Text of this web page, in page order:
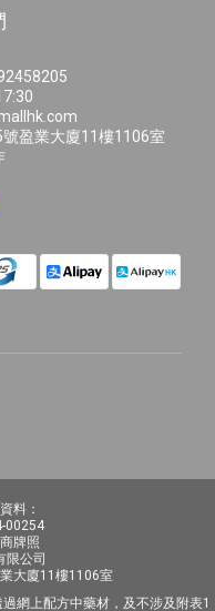
盈業大廈11樓1106室
料：
00254
牌照
限公司
大廈11樓1106室
網上配方中藥材，及不涉及附表1